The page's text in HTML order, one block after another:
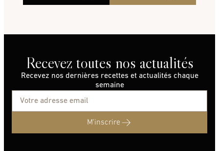
Recevez toutes nos actualités
Recevez nos dernières recettes et actualités chaque
semaine
M'inscrire